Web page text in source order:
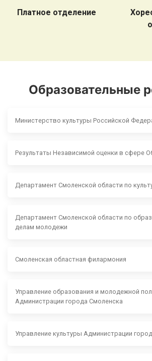
Платное отделение
Образовательные
Министерство культуры Российской
Результаты Независимой оценки в сфере
Департамент Смоленской области по
Департамент Смоленской области по
делам молодежи
Смоленская областная филармония
Управление образования и молодежной
Администрации города Смоленска
Управление культуры Администрации